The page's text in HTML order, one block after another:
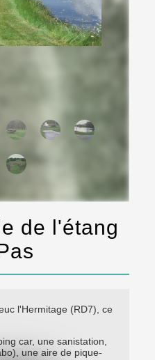
de l'étang
l'Hermitage (RD7), ce
car, une sanistation,
une aire de pique-